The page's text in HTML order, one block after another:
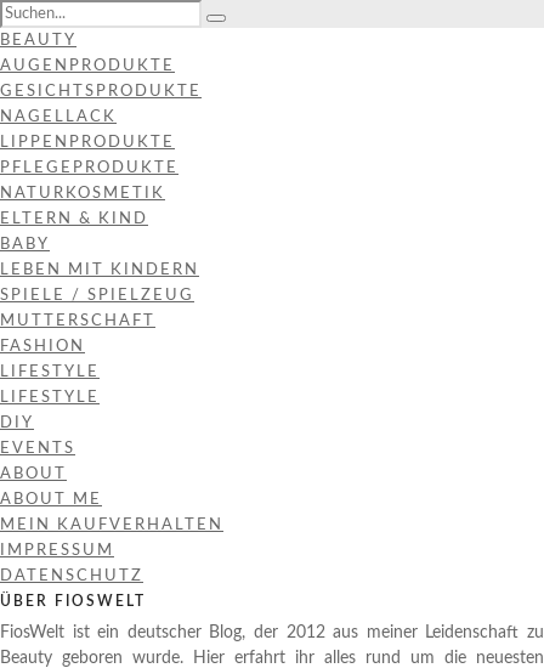
BEAUTY
AUGENPRODUKTE
GESICHTSPRODUKTE
NAGELLACK
LIPPENPRODUKTE
PFLEGEPRODUKTE
NATURKOSMETIK
ELTERN & KIND
BABY
LEBEN MIT KINDERN
SPIELE / SPIELZEUG
MUTTERSCHAFT
FASHION
LIFESTYLE
LIFESTYLE
DIY
EVENTS
ABOUT
ABOUT ME
MEIN KAUFVERHALTEN
IMPRESSUM
DATENSCHUTZ
ÜBER FIOSWELT
FiosWelt ist ein deutscher Blog, der 2012 aus meiner Leidenschaft zu
Beauty geboren wurde. Hier erfahrt ihr alles rund um die neuesten